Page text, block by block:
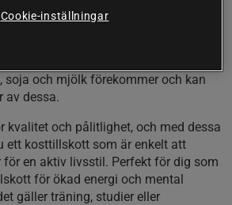
vilket gör det lätt att dosera rätt
eller när du vill hålla fokus på
soja och mjölk förekommer och kan
av dessa.
kvalitet och pålitlighet, och med dessa
ett kosttillskott som är enkelt att
en aktiv livsstil. Perfekt för dig som
för ökad energi och mental
gäller träning, studier eller
Cookie-inställningar